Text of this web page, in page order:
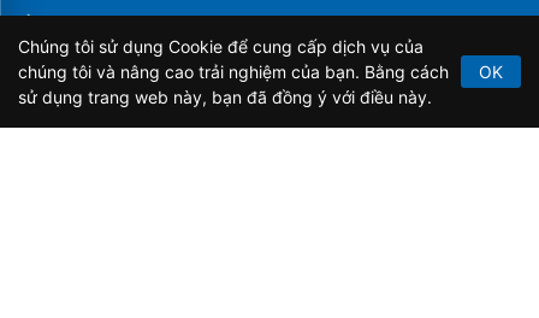
Tổng Biên Tập: Vũ Đức Thuận
Giấy phép hoạt động báo chí điện tử số 64/GP-BTTTT do Bộ
Thông tin và Truyền thông cấp ngày 21/2/2020.
Chúng tôi sử dụng Cookie để cung cấp dịch vụ của
chúng tôi và nâng cao trải nghiệm của bạn. Bằng cách
sử dụng trang web này, bạn đã đồng ý với điều này.
OK